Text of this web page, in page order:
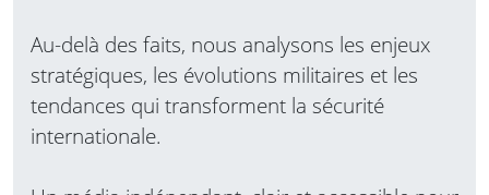
Au-delà des faits, nous analysons les enjeux
stratégiques, les évolutions militaires et les
tendances qui transforment la sécurité
internationale.